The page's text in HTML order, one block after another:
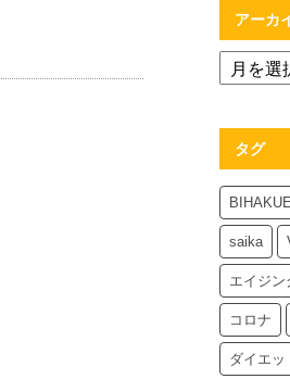
アーカ
タグ
saika
エイジン
コロナ
ダイエッ